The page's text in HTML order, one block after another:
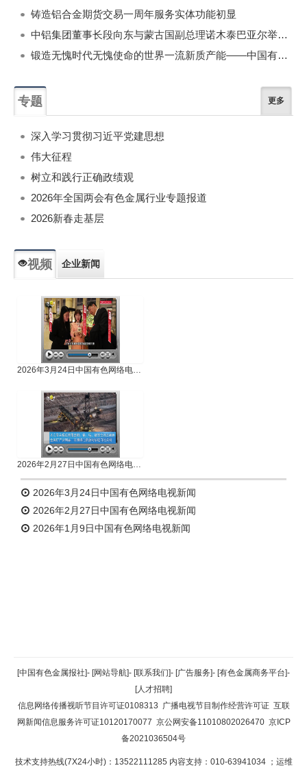
铸造铝合金期货交易一周年服务实体功能初显
中铝集团董事长段向东与蒙古国副总理诺木泰巴亚尔举行会谈
锻造无愧时代无愧使命的世界一流新质产能——中国有色金属工业的战略应对与破局之道（二）
专题 更多
深入学习贯彻习近平党建思想
伟大征程
树立和践行正确政绩观
2026年全国两会有色金属行业专题报道
2026新春走基层
视频 企业新闻
2026年3月24日中国有色网络电视新闻
2026年2月27日中国有色网络电视新闻
2026年3月24日中国有色网络电视新闻
2026年2月27日中国有色网络电视新闻
2026年1月9日中国有色网络电视新闻
返回顶部
返回首页
[中国有色金属报社]- [网站导航]- [联系我们]- [广告服务]- [有色金属商务平台]-
[人才招聘]
信息网络传播视听节目许可证0108313 广播电视节目制作经营许可证 互联
网新闻信息服务许可证10120170077 京公网安备11010802026470 京ICP
备2021036504号
技术支持热线(7X24小时)：13522111285 内容支持：010-63941034 ；运维